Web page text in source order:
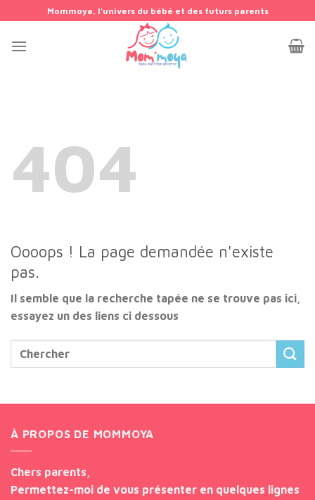
au
contenu
Mommoya, l'univers du bébé et des futurs parents
404
Oooops ! La page demandée n'existe
pas.
Il semble que la recherche tapée ne se trouve pas ici,
essayez un des liens ci dessous
À PROPOS DE MOMMOYA
Chers parents,
Permettez-moi de vous présenter en quelques lignes